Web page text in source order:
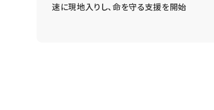
速に現地入りし、命を守る支援を開始